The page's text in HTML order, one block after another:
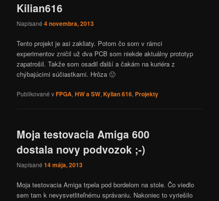
Kilian616
Napísané4 novembra, 2013
Tento projekt je asi zakliaty. Potom čo som v rámci
experimentov zničil už dva PCB som niekde aktuálny prototyp
zapatrošil. Takže som osadil ďalší a čakám na kuriéra z
chýbajúcimi súčiastkami. Hrôza 🙁
Publikované vFPGA,HW a SW,Kylian 616, Projekty
Moja testovacia Amiga 600
dostala novy podvozok ;-)
Napísané14 mája, 2013
Moja testovacia Amiga trpela pod bordelom na stole. Čo viedlo
sem tam k nevysvetliteľnému správaniu. Nakoniec to vyriešilo